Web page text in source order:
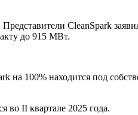
CleanSpark
до 915 МВт.
на 100% находится под
во II квартале 2025 года.